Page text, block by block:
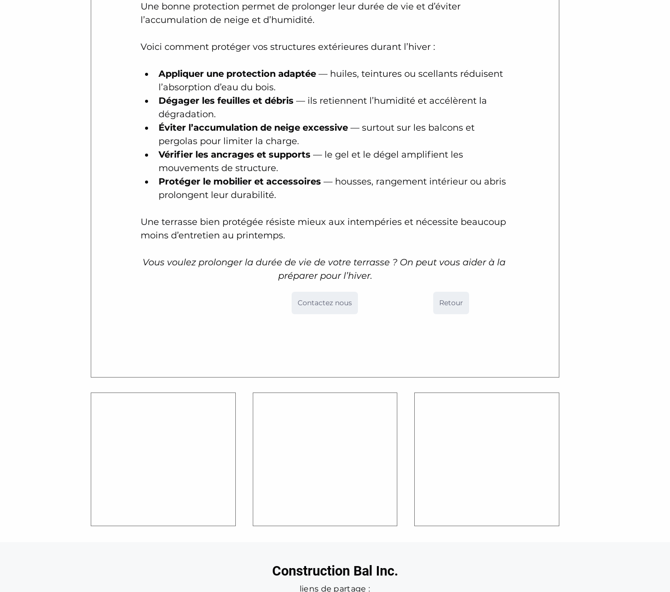
Une bonne protection permet de prolonger leur durée de vie et d’éviter
l’accumulation de neige et d’humidité.
Voici comment protéger vos structures extérieures durant l’hiver :
Appliquer une protection adaptée — huiles, teintures ou scellants réduisent
l’absorption d’eau du bois.
Dégager les feuilles et débris — ils retiennent l’humidité et accélèrent la
dégradation.
Éviter l’accumulation de neige excessive — surtout sur les balcons et
pergolas pour limiter la charge.
Vérifier les ancrages et supports — le gel et le dégel amplifient les
mouvements de structure.
Protéger le mobilier et accessoires — housses, rangement intérieur ou abris
prolongent leur durabilité.
Une terrasse bien protégée résiste mieux aux intempéries et nécessite beaucoup
moins d’entretien au printemps.
Vous voulez prolonger la durée de vie de votre terrasse ? On peut vous aider à la
préparer pour l’hiver.
Contactez nous Retour
Construction Bal Inc.
liens de partage :